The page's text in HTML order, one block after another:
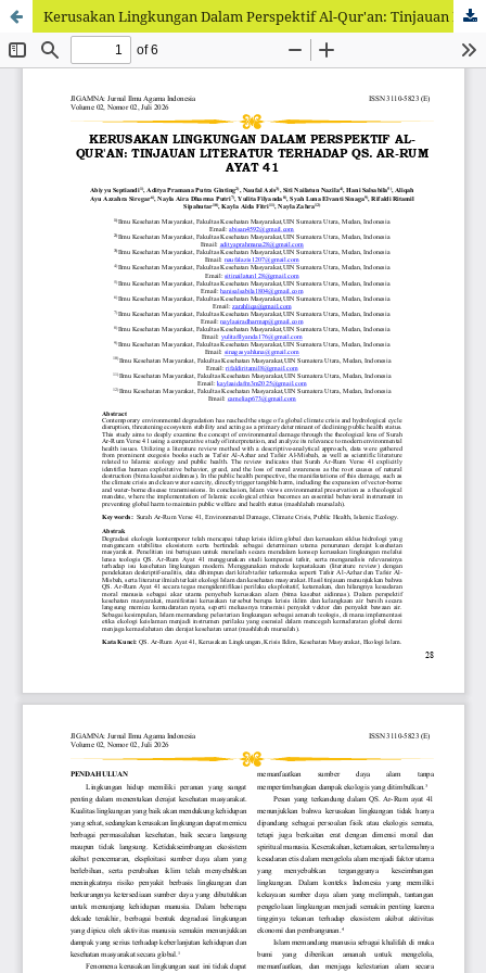
Kerusakan Lingkungan Dalam Perspektif Al-Qur'an: Tinjauan Literatur Terhadap Qs. Ar-Rum Ayat 41